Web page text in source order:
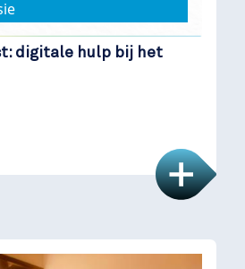
digitale hulp bij het